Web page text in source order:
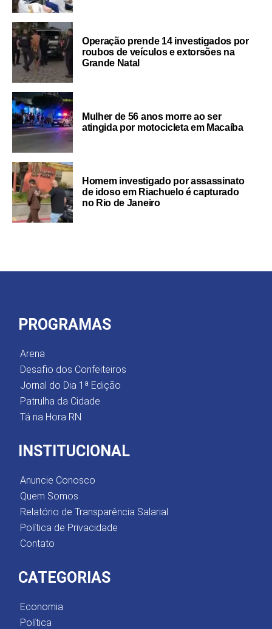
Operação prende 14 investigados por
roubos de veículos e extorsões na
Grande Natal
Mulher de 56 anos morre ao ser
atingida por motocicleta em Macaíba
Homem investigado por assassinato
de idoso em Riachuelo é capturado
no Rio de Janeiro
PROGRAMAS
Arena
Desafio dos Confeiteiros
Jornal do Dia 1ª Edição
Patrulha da Cidade
Tá na Hora RN
INSTITUCIONAL
Anuncie Conosco
Quem Somos
Relatório de Transparência Salarial
Política de Privacidade
Contato
CATEGORIAS
Economia
Política